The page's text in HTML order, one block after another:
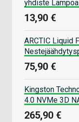
yhdiste
13,90 €
ARCTIC Liquid
75,90 €
Kingston
4.0 NVMe 3D
265,90 €